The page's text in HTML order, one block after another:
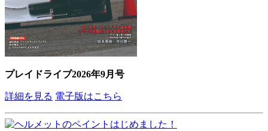
プレイドライブ2026年9月号
詳細を見る 電子版はこちら